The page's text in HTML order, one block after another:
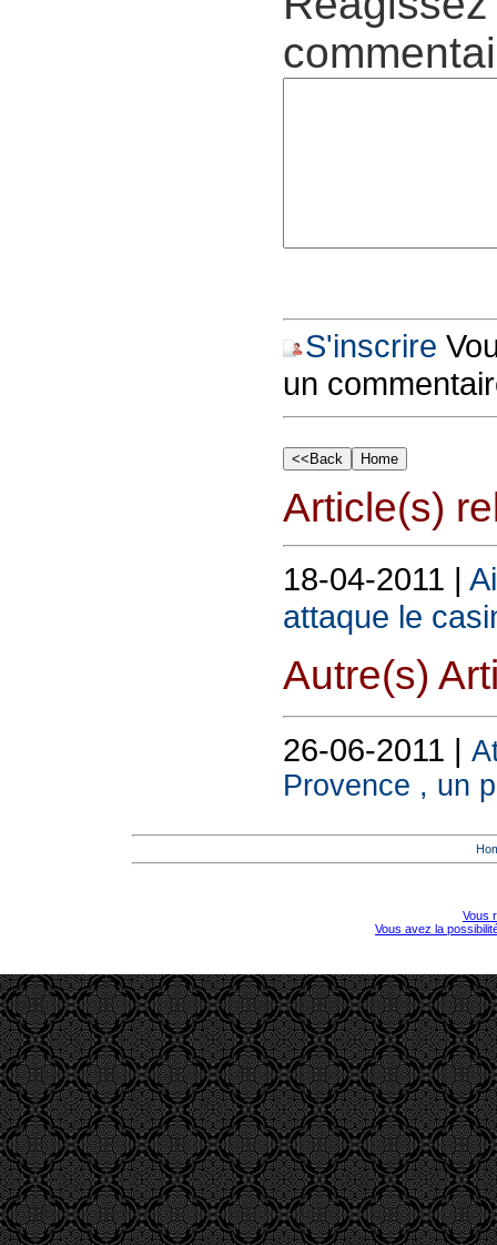
S'inscrire
un
Article(s)
18-04-2011 |
attaque le
Autre(s)
26-06-2011 |
Provence , un
Vous
Vous avez la